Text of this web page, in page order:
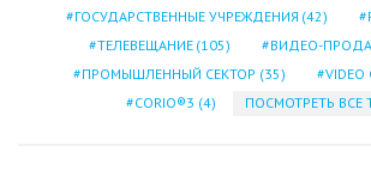
ГОСУДАРСТВЕННЫЕ УЧРЕЖДЕНИЯ (42)
ТЕЛЕВЕЩАНИЕ (105) ВИДЕО-
ПРОМЫШЛЕННЫЙ СЕКТОР (35) VIDEO
CORIO®3 (4) ПОСМОТРЕТЬ ВСЕ